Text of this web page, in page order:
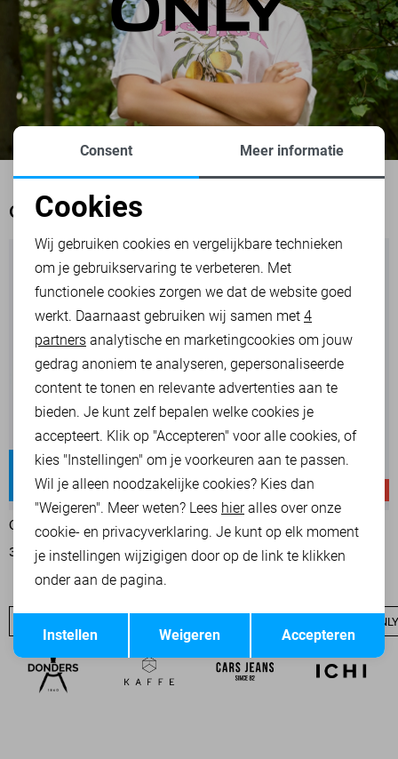
OOK HET BEKIJKEN WAARD
Blush
Regular waist
-30%
ONLY JEANS
35,00 49,99
Juicy
High waist
ONLY JEANS
39,95 49,99
Noodzakelijke cookies
Personalisatie cookies
Analytische cookies
Marketing cookies
Terug Opslaan
Consent Meer informatie
Cookies
Wij gebruiken cookies en vergelijkbare technieken
om je gebruikservaring te verbeteren. Met
functionele cookies zorgen we dat de website goed
werkt. Daarnaast gebruiken wij samen met 4
partners analytische en marketingcookies om jouw
gedrag anoniem te analyseren, gepersonaliseerde
content te tonen en relevante advertenties aan te
bieden. Je kunt zelf bepalen welke cookies je
accepteert. Klik op "Accepteren" voor alle cookies, of
kies "Instellingen" om je voorkeuren aan te passen.
Wil je alleen noodzakelijke cookies? Kies dan
"Weigeren". Meer weten? Lees hieralles over onze
cookie- en privacyverklaring. Je kunt op elk moment
je instellingen wijzigigen door op de link te klikken
onder aan de pagina.
Accepteren
Weigeren
Instellen